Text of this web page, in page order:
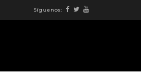
Síguenos: